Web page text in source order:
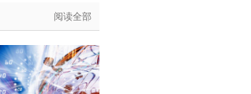
阅读全部